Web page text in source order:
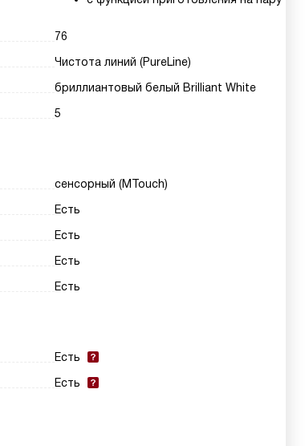
76
Чистота линий (PureLine)
бриллиантовый белый Brilliant White
5
сенсорный (MTouch)
Есть
Есть
Есть
Есть
Есть
Есть